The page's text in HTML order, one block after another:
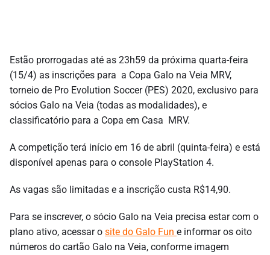
Estão prorrogadas até as 23h59 da próxima quarta-feira
(15/4) as inscrições para a Copa Galo na Veia MRV,
torneio de Pro Evolution Soccer (PES) 2020, exclusivo para
sócios Galo na Veia (todas as modalidades), e
classificatório para a Copa em Casa MRV.
A competição terá início em 16 de abril (quinta-feira) e está
disponível apenas para o console PlayStation 4.
As vagas são limitadas e a inscrição custa R$14,90.
Para se inscrever, o sócio Galo na Veia precisa estar com o
plano ativo, acessar o site do Galo Fun e informar os oito
números do cartão Galo na Veia, conforme imagem